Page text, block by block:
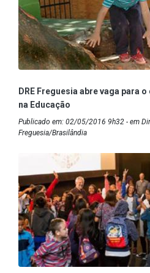
DRE Freguesia abre vaga para
na Educação
Publicado em: 02/05/2016 9h32 - em
Freguesia/Brasilândia